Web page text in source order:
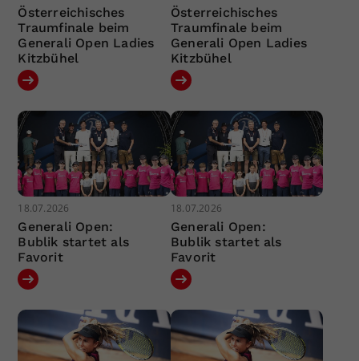
Österreichisches
Traumfinale beim
Generali Open Ladies
Kitzbühel
Österreichisches
Traumfinale beim
Generali Open Ladies
Kitzbühel
18.07.2026
Generali Open:
Bublik startet als
Favorit
18.07.2026
Generali Open:
Bublik startet als
Favorit